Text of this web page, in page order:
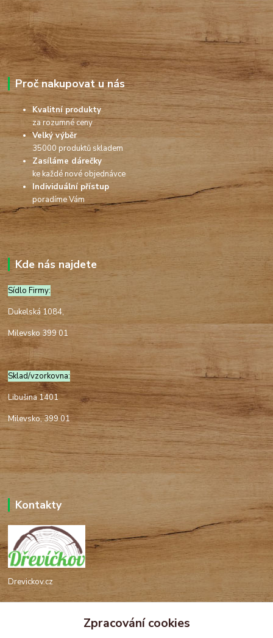
Proč nakupovat u nás
Kvalitní produkty
za rozumné ceny
Velký výběr
35000 produktů skladem
Zasíláme dárečky
ke každé nové objednávce
Individuální přístup
poradíme Vám
Kde nás najdete
Sídlo Firmy:
Dukelská 1084,
Milevsko 399 01
Sklad/vzorkovna:
Libušina 1401
Milevsko, 399 01
Kontakty
Drevickov.cz
+420 732 488 676Zpracování cookies